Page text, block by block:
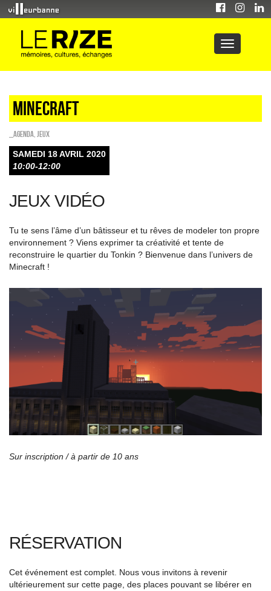
Minecraft
_Agenda Jeux
SAMEDI 18 AVRIL 2020
10:00-12:00
JEUX VIDÉO
Tu te sens l’âme d’un bâtisseur et tu rêves de modeler ton propre
environnement ? Viens exprimer ta créativité et tente de
reconstruire le quartier du Tonkin ? Bienvenue dans l’univers de
Minecraft !
Sur inscription / à partir de 10 ans
RÉSERVATION
Cet événement est complet. Nous vous invitons à revenir
ultérieurement sur cette page, des places pouvant se libérer en